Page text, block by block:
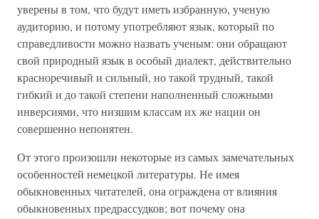
уверены в том, что будут иметь избранную, ученую
аудиторию, и потому употребляют язык, который по
справедливости можно назвать ученым: они обращают
свой природный язык в особый диалект, действительно
красноречивый и сильный, но такой трудный, такой
гибкий и до такой степени наполненный сложными
инверсиями, что низшим классам их же нации он
совершенно непонятен.
От этого произошли некоторые из самых замечательных
особенностей немецкой литературы. Не имея
обыкновенных читателей, она ограждена от влияния
обыкновенных предрассудков; вот почему она